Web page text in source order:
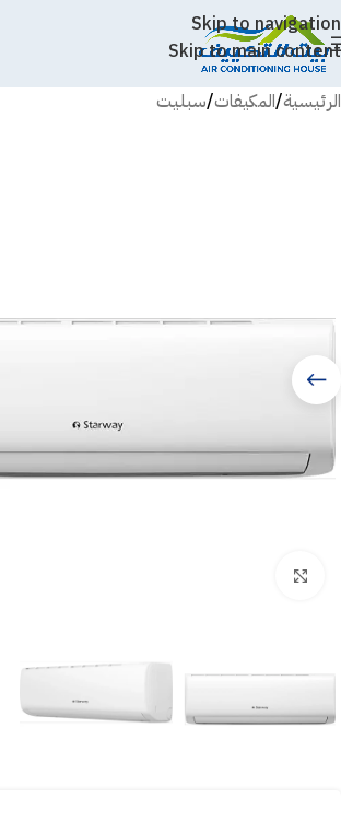
Skip to navigation
Skip to main content
الرئيسية/المكيفات/سبليت